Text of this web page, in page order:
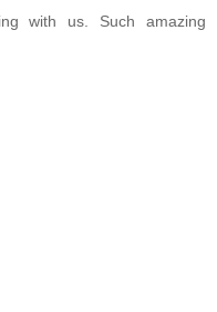
with us. Such amazing